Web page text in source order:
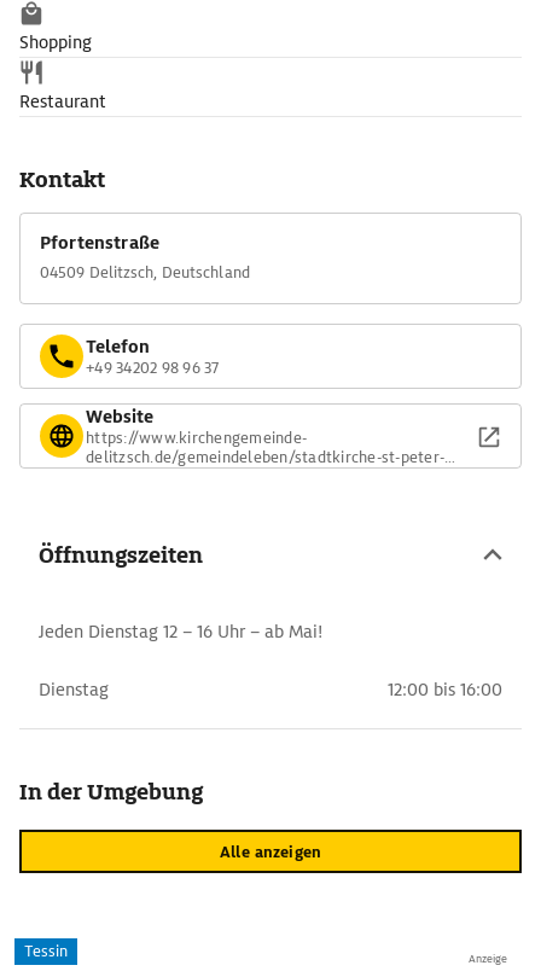
Shopping
Restaurant
Kontakt
Pfortenstraße
04509 Delitzsch, Deutschland
Telefon
+49 34202 98 96 37
Website
https://www.kirchengemeinde-
delitzsch.de/gemeindeleben/stadtkirche-st-peter-
Öffnungszeiten
Jeden Dienstag 12 – 16 Uhr – ab Mai!
Dienstag 12:00 bis 16:00
In der Umgebung
Alle anzeigen
Anzeige
Tessin